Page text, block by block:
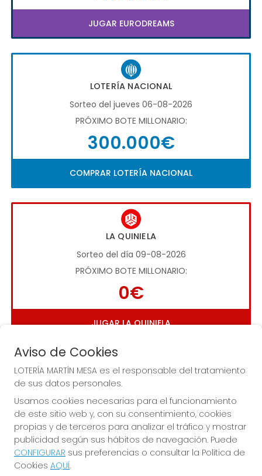
JUGAR EURODREAMS
LOTERÍA NACIONAL
Sorteo del jueves 06-08-2026
PRÓXIMO BOTE MILLONARIO:
300.000€
COMPRAR LOTERÍA NACIONAL
LA QUINIELA
Sorteo del día 09-08-2026
PRÓXIMO BOTE MILLONARIO:
0€
JUGAR LA QUINIELA
Imagen anterior
LOTERÍA MARTÍN MESA
Aviso de Cookies
LOTERÍA MARTÍN MESA es el responsable del tratamiento
de sus datos personales.
Usamos cookies necesarias para el funcionamiento
de este sitio web y, con su consentimiento, cookies
propias y de terceros para analizar el tráfico y mostrar
publicidad según sus hábitos de navegación. Puede
CONFIGURAR sus preferencias o consultar la Política de
Cookies AQUÍ.